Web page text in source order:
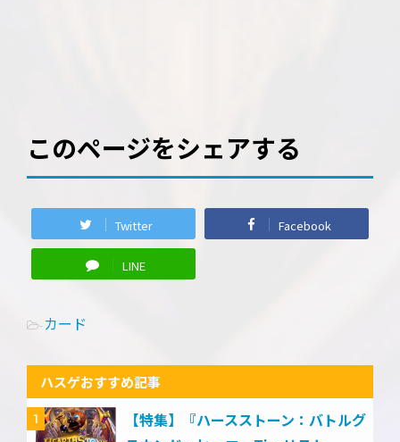
このページをシェアする
Twitter Facebook
LINE
-カード
ハスゲおすすめ記事
1
【特集】『ハースストーン：バトルグ